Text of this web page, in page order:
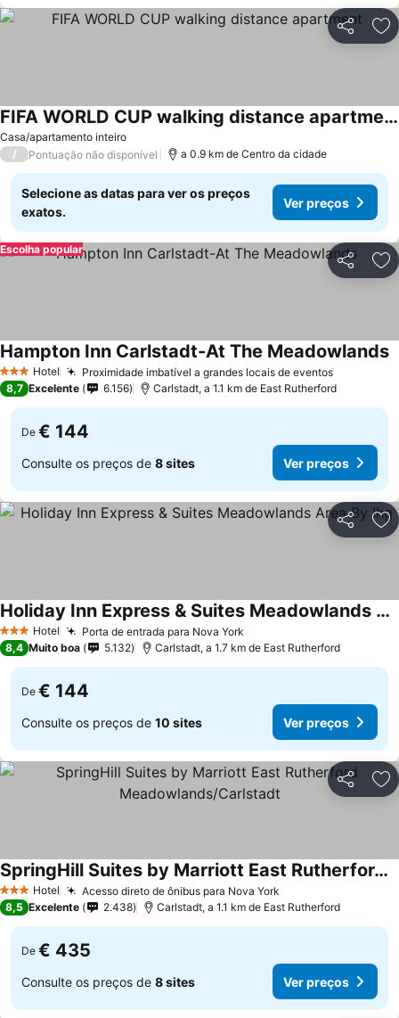
Partilhar
Casa/apartamento inteiro
FIFA WORLD CUP walking distance apartment
/ Pontuação não disponível a 0.9 km de Centro da cidade
Selecione as datas para ver os preços
exatos.
Ver preços
Partilhar
Escolha popular
3 EstrelasHotel Proximidade imbatível a grandes locais de eventos
Hampton Inn Carlstadt-At The Meadowlands
8,7 Excelente 6.156 Carlstadt, a 1.1 km de East Rutherford
De € 144
Consulte os preços de 8 sites Ver preços
Partilhar
3 EstrelasHotel Porta de entrada para Nova York
Holiday Inn Express & Suites Meadowlands Area By Ihg
8,4 Muito boa 5.132 Carlstadt, a 1.7 km de East Rutherford
De € 144
Consulte os preços de 10 sites Ver preços
Partilhar
3 EstrelasHotel Acesso direto de ônibus para Nova York
SpringHill Suites by Marriott East Rutherford Meadowlands/Carlstadt
8,5 Excelente 2.438 Carlstadt, a 1.1 km de East Rutherford
De € 435
Consulte os preços de 8 sites Ver preços